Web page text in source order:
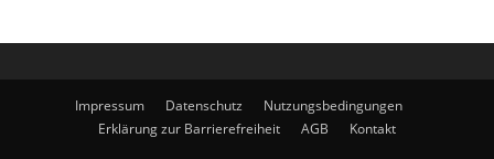
Impressum Datenschutz
Nutzungsbedingungen
Erklärung zur Barrierefreiheit
AGB Kontakt